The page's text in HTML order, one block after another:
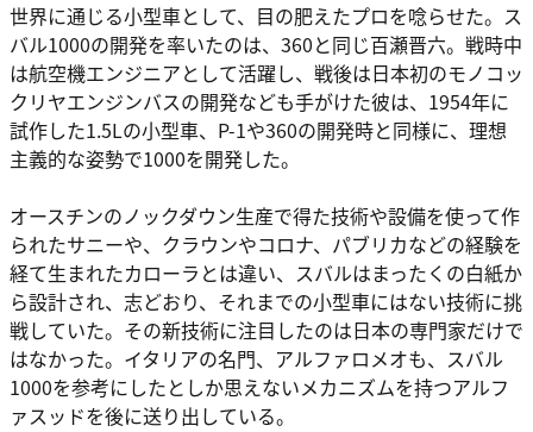
世界に通じる小型車として、目の肥えたプロを唸らせた。ス
バル1000の開発を率いたのは、360と同じ百瀬晋六。戦時中
は航空機エンジニアとして活躍し、戦後は日本初のモノコッ
クリヤエンジンバスの開発なども手がけた彼は、1954年に
試作した1.5Lの小型車、P-1や360の開発時と同様に、理想
主義的な姿勢で1000を開発した。
オースチンのノックダウン生産で得た技術や設備を使って作
られたサニーや、クラウンやコロナ、パブリカなどの経験を
経て生まれたカローラとは違い、スバルはまったくの白紙か
ら設計され、志どおり、それまでの小型車にはない技術に挑
戦していた。その新技術に注目したのは日本の専門家だけで
はなかった。イタリアの名門、アルファロメオも、スバル
1000を参考にしたとしか思えないメカニズムを持つアルフ
ァスッドを後に送り出している。